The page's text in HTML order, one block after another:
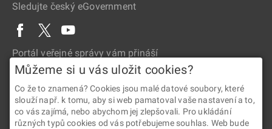
Sledujte český eGovernment
Portál veřejné správy vám přináší
Můžeme si u vás uložit cookies?
Co že to znamená? Cookies jsou malé datové soubory, které
slouží např. k tomu, aby si web pamatoval vaše nastavení a to,
co vás zajímá, nebo abychom jej zlepšovali. Pro ukládání
různých typů cookies od vás potřebujeme souhlas. Web bude